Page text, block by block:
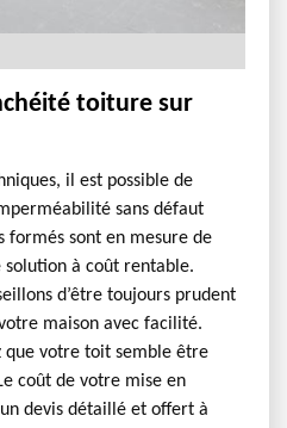
toiture sur
il est possible de
sans défaut
formés sont en mesure de
à coût rentable.
d’être toujours prudent
maison avec facilité.
que votre toit semble être
coût de votre mise en
devis détaillé et offert à